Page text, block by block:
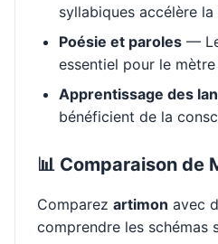
syllabiques accélère
Poésie et paroles —
essentiel pour le
Apprentissage des
bénéficient de la
📊 Comparaison de
Comparez artimon avec
comprendre les schémas